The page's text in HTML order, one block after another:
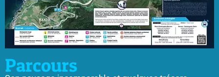
Parcours